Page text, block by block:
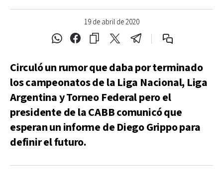
19 de abril de 2020
Circuló un rumor que daba por terminado
los campeonatos de la Liga Nacional, Liga
Argentina y Torneo Federal pero el
presidente de la CABB comunicó que
esperan un informe de Diego Grippo para
definir el futuro.